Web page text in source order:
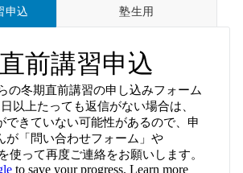
申込 塾生用